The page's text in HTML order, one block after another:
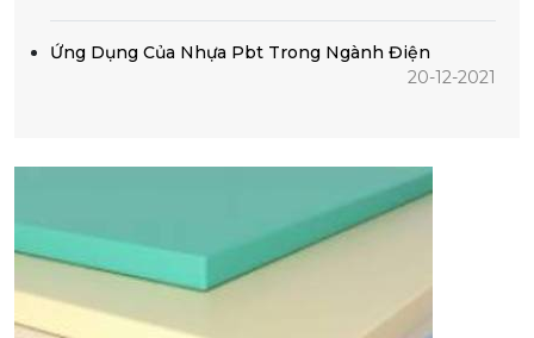
Ứng Dụng Của Nhựa Pbt Trong Ngành Điện
20-12-2021